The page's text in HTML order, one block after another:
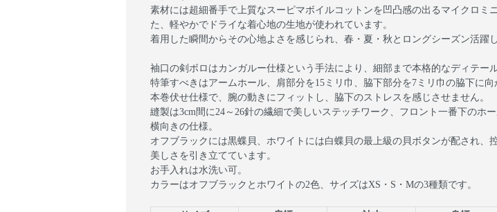
素材には超細番手で上質なスーピマボイルコットンを凹凸感の出るマイクロミ
た、軽やかでドライな着心地の生地が使われています。
着用した瞬間からその心地よさを感じられ、春・夏・秋とロングシーズン活躍し
袖口の剣ボロはカンガルー仕様という手法により、細部まで本格的なディテール
特筆すべきはアームホール、肩部分を15ミリ巾、脇下部分を7ミリ巾の脇下に向
本巻伏せ仕様で、腕の動きにフィットし、脇下のストレスを感じさせません。
縫製は3cm間に24～26針の繊細で美しいステッチワーク、フロント一番下のホ
横向きの仕様。
オフブラックには黒蝶貝、ホワイトには白蝶貝の最上級の貝ボタンが配され、
美しさを引き立てています。
お手入れは水洗い可。
カラーはオフブラックとホワイトの2色、サイズはXS・S・Mの3種類です。